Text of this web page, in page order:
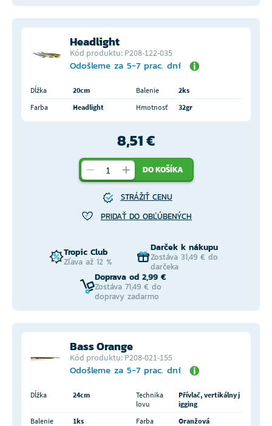
Headlight
Kód produktu: P208-122-035
Odošleme za 5-7 prac. dní
Dĺžka 20cm Balenie
2ks
Farba
Headlight Hmotnosť 32gr
8,51 €
DO KOŠÍKA
STRÁŽIŤ CENU
PRIDAŤ DO OBĽÚBENÝCH
Tropic Club
Zľava až 12 %
Darček k nákupu
Zostáva 31,49 € do
darčeka
Doprava od 2,99 €
Zostáva 71,49 € do
dopravy zadarmo
Bass Orange
Kód produktu: P208-021-155
Odošleme za 5-7 prac. dní
Dĺžka 24cm
Technika
lovu
Přívlač, vertikálny j
igging
Balenie
1ks Farba
Oranžová